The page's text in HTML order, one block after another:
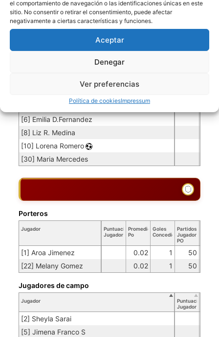
el comportamiento de navegación o las identificaciones únicas en este
sitio. No consentir o retirar el consentimiento, puede afectar
negativamente a ciertas características y funciones.
Aceptar
Denegar
Ver preferencias
Política de cookiesImpressum
[2] Maria G. Ovideo
[6] Juldarlin Barrera
[6] Emilia D.Fernandez
[8] Liz R. Medina
[10] Lorena Romero
[30] Maria Mercedes
Jugador
Puntuación
Jugador
Promedio
Po
Goles
Concedidos
Partidos
Jugador
PO
[1] Aroa Jimenez 0.02 1
50
[22] Melany Gomez
0.02 1 50
Porteros
Jugador
Puntuación
Jugador
[2] Sheyla Sarai
[5] Jimena Franco S
Jugadores de campo